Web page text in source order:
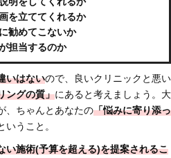
を立ててくれるか
勧めてこないか
担当するのか
いはないので、良いクリニックと悪い
ングの質」にあると考えましょう。大
、ちゃんとあなたの「悩みに寄り添っ
いうこと。
い施術(予算を超える)を提案されるこ